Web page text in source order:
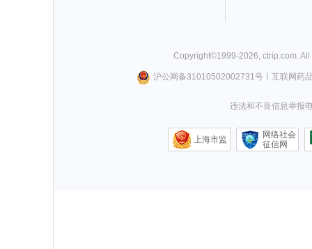
Copyright©1999-2026 ctrip.com .
沪公网备31010502002731号丨 互联网药
违法和不良信息举报
上海市监
网络社会
征信网